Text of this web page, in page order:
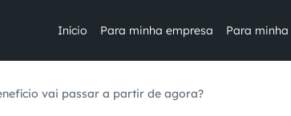
Início Para minha empresa Para
vai passar a partir de agora?